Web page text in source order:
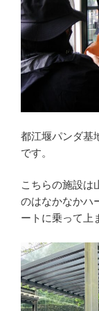
都江堰パンダ基
です。
こちらの施設は
のはなかなかハ
ートに乗って上